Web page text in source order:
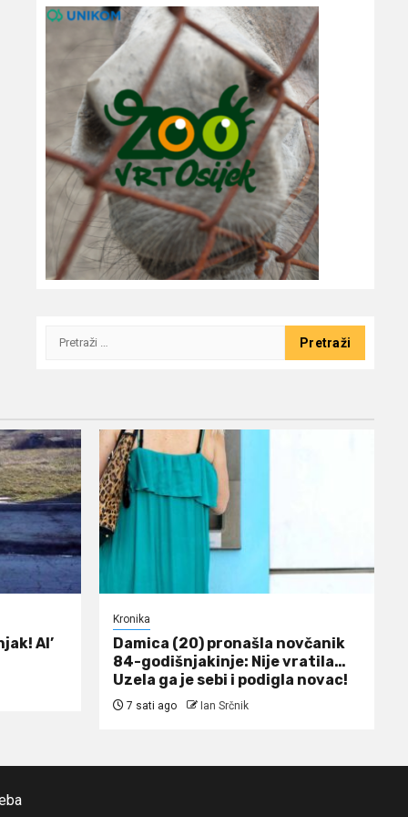
Pretraži:
Al’
Kronika
Damica (20) pronašla novčanik
84-godišnjakinje: Nije vratila…
Uzela ga je sebi i podigla novac!
7 sati ago Ian Srčnik